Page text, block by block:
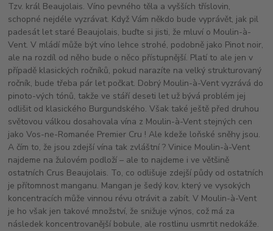
Tzv. král Beaujolais. Víno pevného těla a vyšších tříslovin,
schopné nejdéle vyzrávat. Když Vám někdo bude vyprávět, jak pil
padesát let staré Beaujolais, buďte si jisti, že mluví o Moulin-à-
Vent. V mládí může být víno lehce strohé, podobně jako Pinot noir,
ale na rozdíl od něho bude o něco přístupnější. Platí to ale jen v
případě klasických ročníků, pokud narazíte na velký strukturovaný
ročník, bude třeba pár let počkat. Dobrý Moulin-à-Vent vyzrává do
pinoto-vých tónů, takže ve stáří deseti let už bývá problém jej
odlišit od klasického Burgundského. Však také ještě před druhou
světovou válkou dosahovala vína z Moulin-à-Vent stejných cen
jako Vos-ne-Romanée Premier Cru ! Ale kdeže loňské sněhy jsou.
A čím to, že jsou zdejší vína tak zvláštní ? Vinice Moulin-à-Vent
najdeme na žulovém podloží – ale to najdeme i ve většině
ostatních Crus Beaujolais. To, co odlišuje zdejší půdy od ostatních
je přítomnost manganu. Mangan je šedý kov, který ve vysokých
koncentracích může vinnou révu otrávit a zabít. V Moulin-à-Vent
je ho však jen takové množství, že snižuje výnos, což má za
následek koncentrovanější bobule, ale rostlinu usmrtit nedokáže.